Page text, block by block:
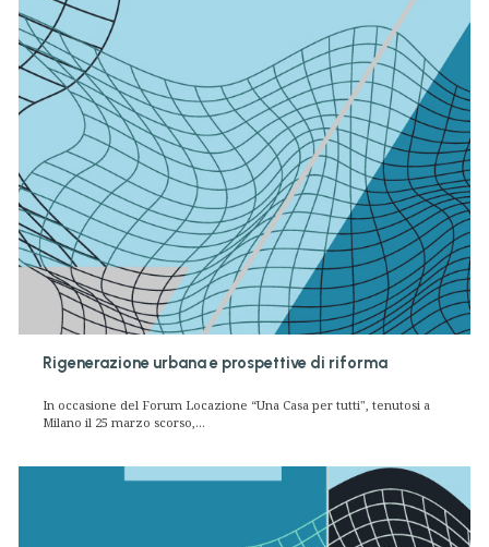
Rigenerazione urbana e prospettive di riforma
In occasione del Forum Locazione “Una Casa per tutti", tenutosi a
Milano il 25 marzo scorso,...